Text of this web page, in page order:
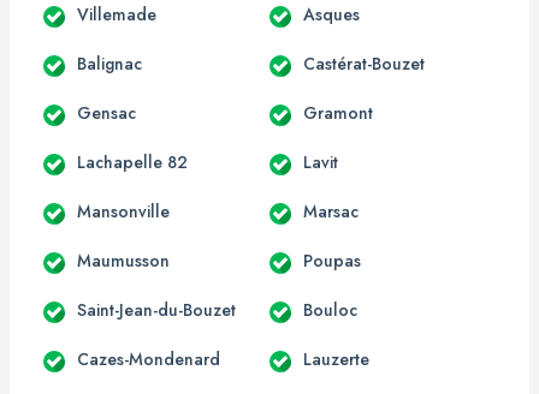
Villemade Asques
Balignac Castérat-Bouzet
Gensac Gramont
Lachapelle 82 Lavit
Mansonville Marsac
Maumusson Poupas
Saint-Jean-du-Bouzet Bouloc
Cazes-Mondenard Lauzerte